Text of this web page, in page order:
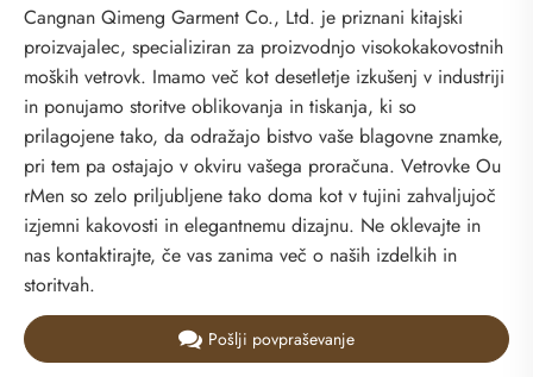
Cangnan Qimeng Garment Co., Ltd. je priznani kitajski
proizvajalec, specializiran za proizvodnjo visokokakovostnih
moških vetrovk. Imamo več kot desetletje izkušenj v industriji
in ponujamo storitve oblikovanja in tiskanja, ki so
prilagojene tako, da odražajo bistvo vaše blagovne znamke,
pri tem pa ostajajo v okviru vašega proračuna. Vetrovke Ou
rMen so zelo priljubljene tako doma kot v tujini zahvaljujoč
izjemni kakovosti in elegantnemu dizajnu. Ne oklevajte in
nas kontaktirajte, če vas zanima več o naših izdelkih in
storitvah.
Pošlji povpraševanje